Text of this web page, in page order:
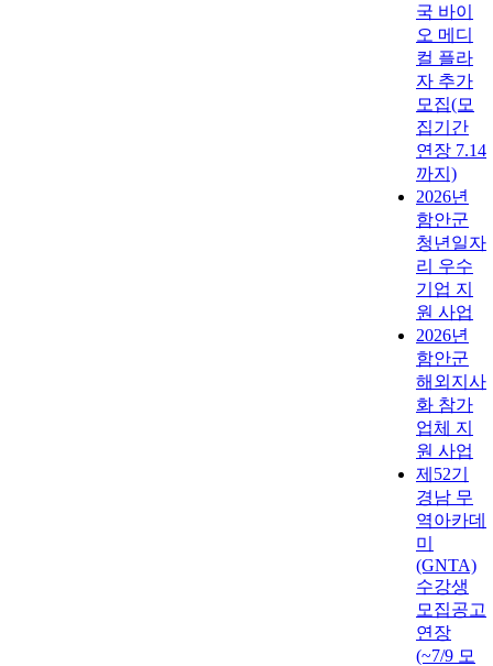
국 바이
오 메디
컬 플라
자 추가
모집(모
집기간
연장 7.14
까지)
2026년
함안군
청년일자
리 우수
기업 지
원 사업
2026년
함안군
해외지사
화 참가
업체 지
원 사업
제52기
경남 무
역아카데
미
(GNTA)
수강생
모집공고
연장
(~7/9 모